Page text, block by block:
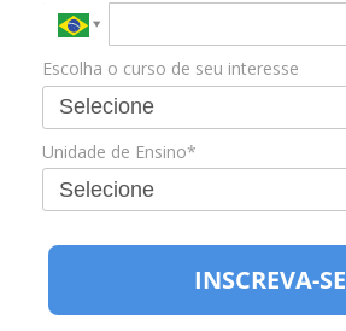
Escolha o curso de seu interesse
Unidade de Ensino*
INSCREVA-SE